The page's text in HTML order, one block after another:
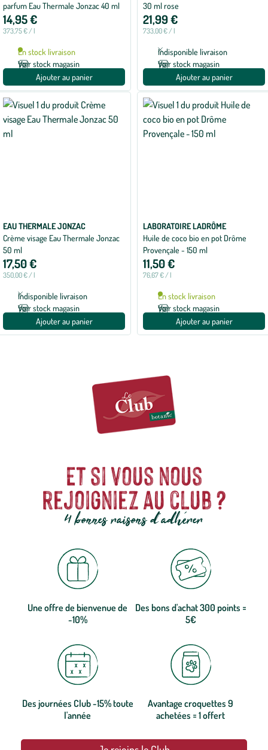
parfum Eau Thermale Jonzac 40 ml
14,95 €
373,75 € / l
En stock livraison
Voir stock magasin
Ajouter au panier
30 ml rose
21,99 €
733,00 € / l
Indisponible livraison
Voir stock magasin
Ajouter au panier
EAU THERMALE JONZAC
Crème visage Eau Thermale Jonzac
50 ml
17,50 €
350,00 € / l
Indisponible livraison
Voir stock magasin
Ajouter au panier
LABORATOIRE LADRÔME
Huile de coco bio en pot Drôme
Provençale - 150 ml
11,50 €
76,67 € / l
En stock livraison
Voir stock magasin
Ajouter au panier
Et si vous nous
rejoigniez au club ?
4 bonnes raisons d'adhérer
Une offre de bienvenue de
-10%
Des bons d'achat 300 points =
5€
Des journées Club -15% toute
l'année
Avantage croquettes 9
achetées = 1 offert